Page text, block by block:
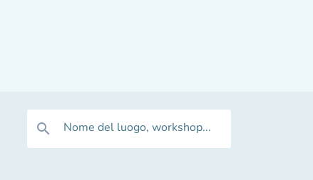
search Nome del luogo, workshop...